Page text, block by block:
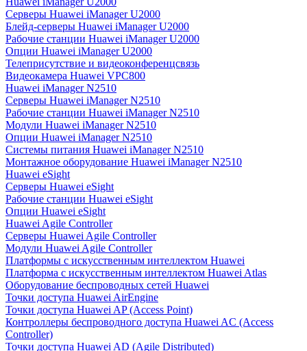
Серверы Huawei iManager U2000
Блейд-серверы Huawei iManager U2000
Рабочие станции Huawei iManager U2000
Опции Huawei iManager U2000
Телеприсутствие и видеоконференцсвязь
Видеокамера Huawei VPC800
Huawei iManager N2510
Серверы Huawei iManager N2510
Рабочие станции Huawei iManager N2510
Модули Huawei iManager N2510
Опции Huawei iManager N2510
Системы питания Huawei iManager N2510
Монтажное оборудование Huawei iManager N2510
Huawei eSight
Серверы Huawei eSight
Рабочие станции Huawei eSight
Опции Huawei eSight
Huawei Agile Controller
Серверы Huawei Agile Controller
Модули Huawei Agile Controller
Платформы с искусственным интеллектом Huawei
Платформа с искусственным интеллектом Huawei Atlas
Оборудование беспроводных сетей Huawei
Точки доступа Huawei AirEngine
Точки доступа Huawei AP (Access Point)
Контроллеры беспроводного доступа Huawei AC (Access
Controller)
Точки доступа Huawei AD (Agile Distributed)